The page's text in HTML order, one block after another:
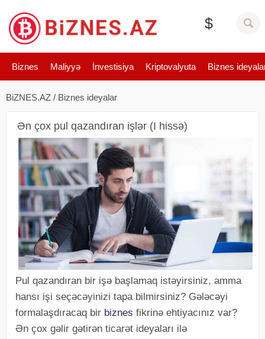
$
Biznes Maliyyə İnvestisiya Kriptovalyuta Biznes
BiZNES.AZ / Biznes ideyalar
Ən çox pul qazandıran işlər (I hissə)
Pul qazandıran bir işə başlamaq istəyirsiniz, amma
hansı işi seçəcəyinizi tapa bilmirsiniz? Gələcəyi
formalaşdıracaq bir biznes fikrinə ehtiyacınız var?
Ən çox gəlir gətirən ticarət ideyaları ilə